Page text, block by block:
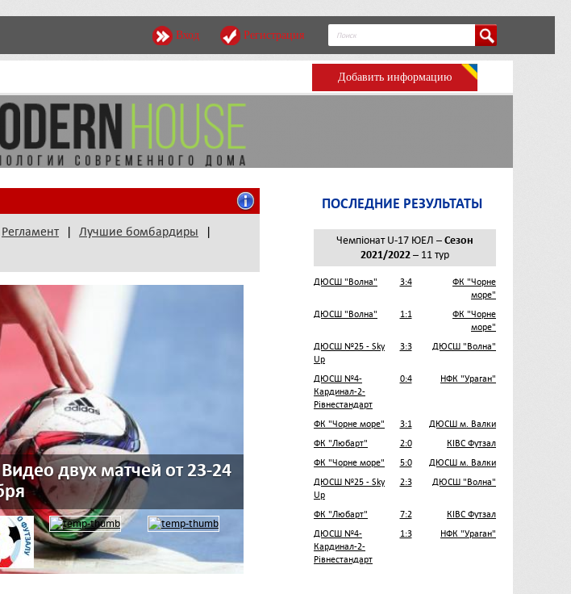
Вход Регистрация
Добавить информацию
Регламент | Лучшие бомбардиры
|
двух матчей от 23-24
ПОСЛЕДНИЕ РЕЗУЛЬТАТЫ
Чемпіонат U-17 ЮЕЛ – Сезон
2021/2022 – 11 тур
ДЮСШ "Волна" 3:4
ФК "Чорне
море"
ДЮСШ "Волна"
1:1
ФК "Чорне
море"
ДЮСШ №25 - Sky
Up
3:3 ДЮСШ "Волна"
ДЮСШ №4-
Кардинал-2-
Рівнестандарт
0:4 НФК "Ураган"
ФК "Чорне море" 3:1
ДЮСШ м. Валки
ФК "Любарт"
2:0
КІВС Футзал
ФК "Чорне море"
5:0
ДЮСШ м. Валки
ДЮСШ №25 - Sky
Up
2:3 ДЮСШ "Волна"
ФК "Любарт" 7:2
КІВС Футзал
ДЮСШ №4-
Кардинал-2-
Рівнестандарт
1:3 НФК "Ураган"